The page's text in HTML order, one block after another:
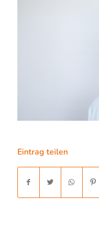
Eintrag teilen